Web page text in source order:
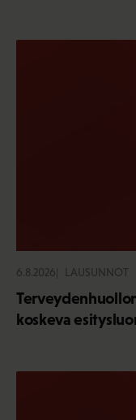
6.8.2026 LAUSUNNOT
koskeva